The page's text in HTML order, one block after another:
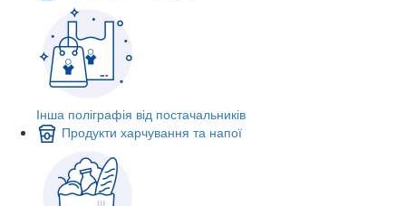
Інша поліграфія від постачальників
Продукти харчування та напої